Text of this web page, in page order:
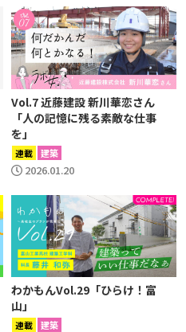
Vol.7 近藤建設 新川華恋さん
「人の記憶に残る素敵な仕事
を」
連載 建築
2026.01.20
わかもんVol.29「ひらけ！富
山」
連載 建築